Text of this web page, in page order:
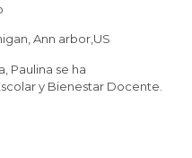
Ann arbor,US
Paulina se ha
y Bienestar Docente.